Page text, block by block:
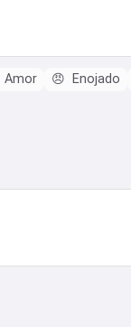
Amor 😠 Enojado